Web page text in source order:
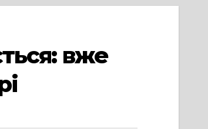
вже